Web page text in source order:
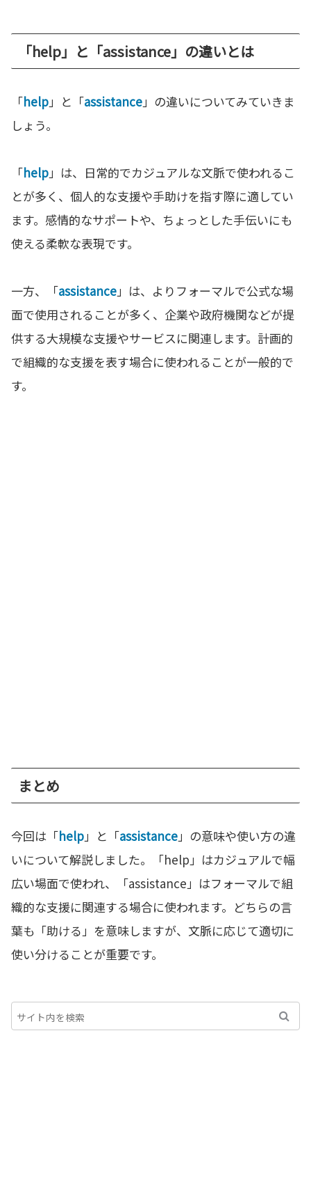
「help」と「assistance」の違いとは
「help」と「assistance」の違いについてみていきま
しょう。
「help」は、日常的でカジュアルな文脈で使われるこ
とが多く、個人的な支援や手助けを指す際に適してい
ます。感情的なサポートや、ちょっとした手伝いにも
使える柔軟な表現です。
一方、「assistance」は、よりフォーマルで公式な場
面で使用されることが多く、企業や政府機関などが提
供する大規模な支援やサービスに関連します。計画的
で組織的な支援を表す場合に使われることが一般的で
す。
まとめ
今回は「help」と「assistance」の意味や使い方の違
いについて解説しました。「help」はカジュアルで幅
広い場面で使われ、「assistance」はフォーマルで組
織的な支援に関連する場合に使われます。どちらの言
葉も「助ける」を意味しますが、文脈に応じて適切に
使い分けることが重要です。